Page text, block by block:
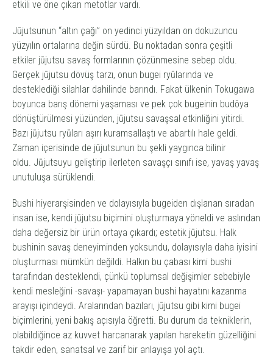
etkili ve öne çıkan metotlar vardı.
Jūjutsunun “altın çağı” on yedinci yüzyıldan on dokuzuncu
yüzyılın ortalarına değin sürdü. Bu noktadan sonra çeşitli
etkiler jūjutsu savaş formlarının çözünmesine sebep oldu.
Gerçek jūjutsu dövüş tarzı, onun bugei ryūlarında ve
desteklediği silahlar dahilinde barındı. Fakat ülkenin Tokugawa
boyunca barış dönemi yaşaması ve pek çok bugeinin budōya
dönüştürülmesi yüzünden, jūjutsu savaşsal etkinliğini yitirdi.
Bazı jūjutsu ryūları aşırı kuramsallaştı ve abartılı hale geldi.
Zaman içerisinde de jūjutsunun bu şekli yaygınca bilinir
oldu. Jūjutsuyu geliştirip ilerleten savaşçı sınıfı ise, yavaş yavaş
unutuluşa sürüklendi.
Bushi hiyerarşisinden ve dolayısıyla bugeiden dışlanan sıradan
insan ise, kendi jūjutsu biçimini oluşturmaya yöneldi ve aslından
daha değersiz bir ürün ortaya çıkardı; estetik jūjutsu. Halk
bushinin savaş deneyiminden yoksundu, dolayısıyla daha iyisini
oluşturması mümkün değildi. Halkın bu çabası kimi bushi
tarafından desteklendi, çünkü toplumsal değişimler sebebiyle
kendi mesleğini -savaşı- yapamayan bushi hayatını kazanma
arayışı içindeydi. Aralarından bazıları, jūjutsu gibi kimi bugei
biçimlerini, yeni bakış açısıyla öğretti. Bu durum da tekniklerin,
olabildiğince az kuvvet harcanarak yapılan hareketin güzelliğini
takdir eden, sanatsal ve zarif bir anlayışa yol açtı.